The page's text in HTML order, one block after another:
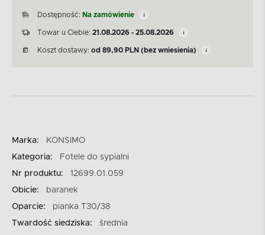
Dostępność: Na zamówienie
Towar u Ciebie: 21.08.2026 - 25.08.2026
Koszt dostawy: od 89,90 PLN (bez wniesienia)
Marka:
KONSIMO
Kategoria:
Fotele do sypialni
Nr produktu:
12699.01.059
Obicie:
baranek
Oparcie:
pianka T30/38
Twardość siedziska:
średnia